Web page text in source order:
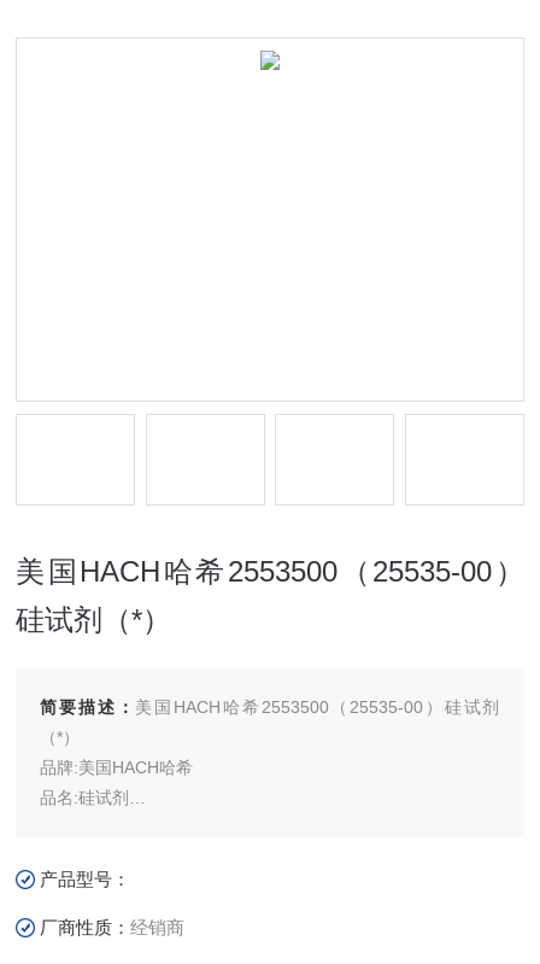
美国HACH哈希2553500（25535-00）
硅试剂（*）
简要描述： 美国HACH哈希2553500（25535-00）硅试剂
（*）
品牌:美国HACH哈希
品名:硅试剂
产品型号：
厂商性质：经销商